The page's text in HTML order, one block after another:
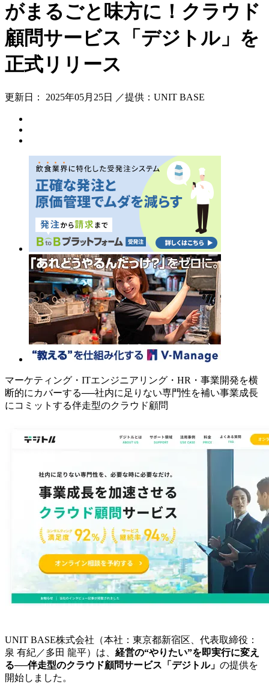
がまるごと味方に！クラウド
顧問サービス「デジトル」を
正式リリース
更新日： 2025年05月25日 ／提供：UNIT BASE
マーケティング・ITエンジニアリング・HR・事業開発を横
断的にカバーする──社内に足りない専門性を補い事業成長
にコミットする伴走型のクラウド顧問
UNIT BASE株式会社（本社：東京都新宿区、代表取締役：
泉 有紀／多田 龍平）は、 経営の“やりたい”を即実行に変え
る──伴走型のクラウド顧問サービス「デジトル」 の提供を
開始しました。